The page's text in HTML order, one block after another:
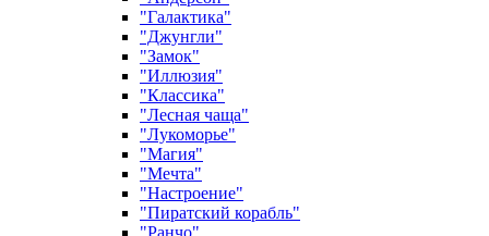
"Галактика"
"Джунгли"
"Замок"
"Иллюзия"
"Классика"
"Лесная чаща"
"Лукоморье"
"Магия"
"Мечта"
"Настроение"
"Пиратский корабль"
"Ранчо"